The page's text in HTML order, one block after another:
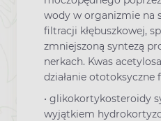
wody w organizmie na
filtracji kłębuszkowej,
zmniejszoną syntezą
nerkach. Kwas
działanie ototoksyczne
• glikokortykosteroidy
wyjątkiem